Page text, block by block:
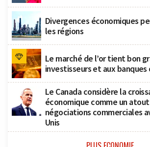
Divergences économiques
les régions
Le marché de l’or tient bon
investisseurs et aux
Le Canada considère la
économique comme un
négociations commerciales
Unis